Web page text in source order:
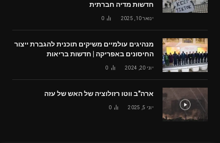
חדשות מדיה חברתית
ינואר 10, 2025 0
מנהיגים עולמיים משיקים תוכנית להגברת ייצור
החיסונים באפריקה | חדשות בריאות
יוני 20, 2024 0
ארה"ב ווטו רזולוציה של האש של עזה
יוני 5, 2025 0